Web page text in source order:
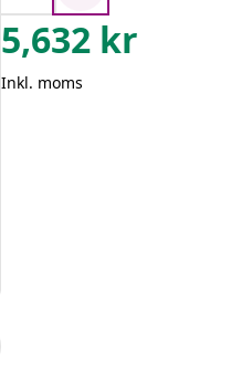
5,632 kr
Inkl. moms